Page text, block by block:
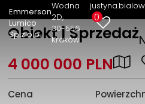
Emmerson
Lumico
Sp.z o.o.
Wodna
2D
30-556
Kraków
0
Obiekt | Sprzedaż
4 000 000 PLN
Cena